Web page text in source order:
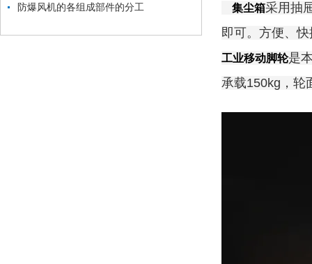
防爆风机的各组成部件的分工 集尘箱采用抽
即可。方便、
工业移动脚轮是
承载150kg，轮